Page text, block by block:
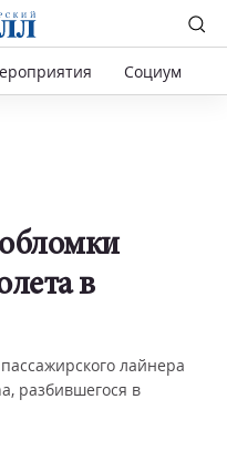
Социум
в
лайнера
разбившегося в